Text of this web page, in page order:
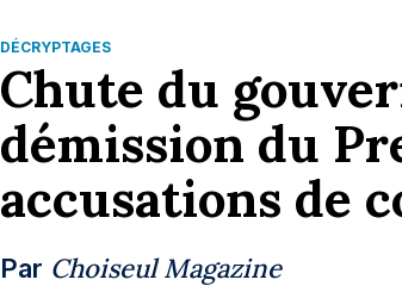
DÉCRYPTAGES
Chute du
démission du
accusations de
Par Choiseul Magazine